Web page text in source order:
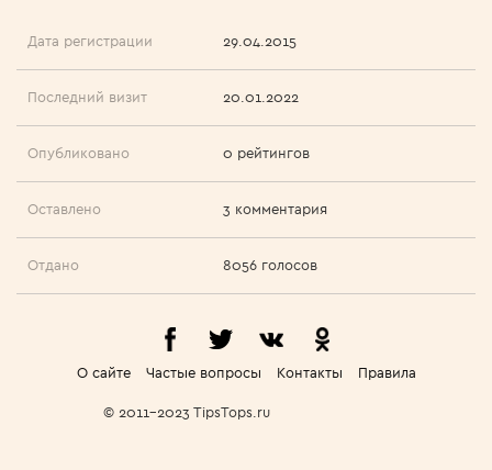
Дата регистрации 29.04.2015
Последний визит 20.01.2022
Опубликовано 0 рейтингов
Оставлено 3 комментария
Отдано 8056 голосов
О сайте Частые вопросы Контакты Правила
© 2011-2023 TipsTops.ru